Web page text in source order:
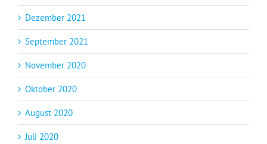
Dezember 2021
September 2021
November 2020
Oktober 2020
August 2020
Juli 2020